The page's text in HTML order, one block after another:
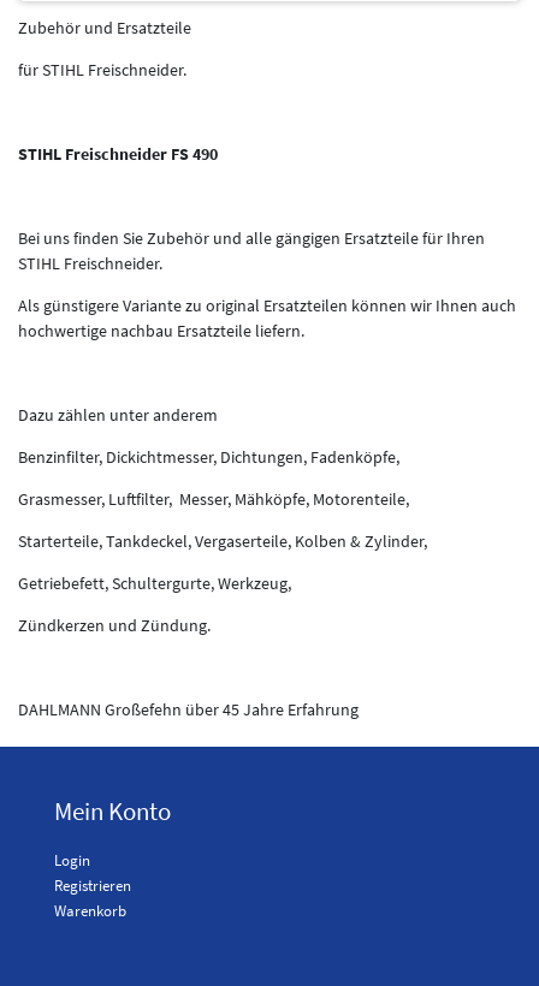
Zubehör und Ersatzteile
für STIHL Freischneider.
STIHL Freischneider FS 490
Bei uns finden Sie Zubehör und alle gängigen Ersatzteile für Ihren
STIHL Freischneider.
Als günstigere Variante zu original Ersatzteilen können wir Ihnen auch
hochwertige nachbau Ersatzteile liefern.
Dazu zählen unter anderem
Benzinfilter, Dickichtmesser, Dichtungen, Fadenköpfe,
Grasmesser, Luftfilter, Messer, Mähköpfe, Motorenteile,
Starterteile, Tankdeckel, Vergaserteile, Kolben & Zylinder,
Getriebefett, Schultergurte, Werkzeug,
Zündkerzen und Zündung.
DAHLMANN Großefehn über 45 Jahre Erfahrung
Mein Konto
Login
Registrieren
Warenkorb